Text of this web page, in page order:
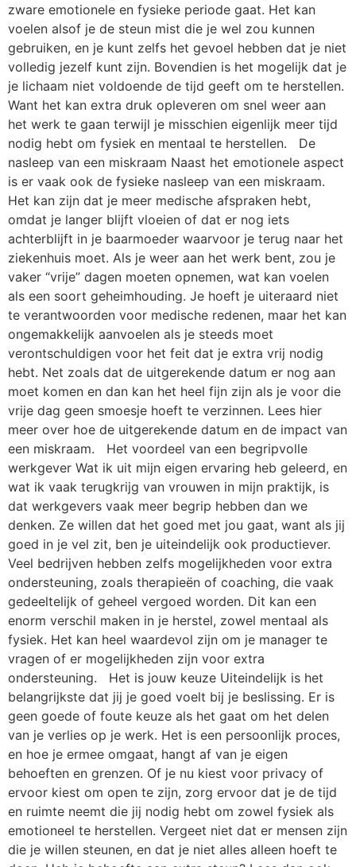
zware emotionele en fysieke periode gaat. Het kan
voelen alsof je de steun mist die je wel zou kunnen
gebruiken, en je kunt zelfs het gevoel hebben dat je niet
volledig jezelf kunt zijn. Bovendien is het mogelijk dat je
je lichaam niet voldoende de tijd geeft om te herstellen.
Want het kan extra druk opleveren om snel weer aan
het werk te gaan terwijl je misschien eigenlijk meer tijd
nodig hebt om fysiek en mentaal te herstellen. De
nasleep van een miskraam Naast het emotionele aspect
is er vaak ook de fysieke nasleep van een miskraam.
Het kan zijn dat je meer medische afspraken hebt,
omdat je langer blijft vloeien of dat er nog iets
achterblijft in je baarmoeder waarvoor je terug naar het
ziekenhuis moet. Als je weer aan het werk bent, zou je
vaker “vrije” dagen moeten opnemen, wat kan voelen
als een soort geheimhouding. Je hoeft je uiteraard niet
te verantwoorden voor medische redenen, maar het kan
ongemakkelijk aanvoelen als je steeds moet
verontschuldigen voor het feit dat je extra vrij nodig
hebt. Net zoals dat de uitgerekende datum er nog aan
moet komen en dan kan het heel fijn zijn als je voor die
vrije dag geen smoesje hoeft te verzinnen. Lees hier
meer over hoe de uitgerekende datum en de impact van
een miskraam. Het voordeel van een begripvolle
werkgever Wat ik uit mijn eigen ervaring heb geleerd, en
wat ik vaak terugkrijg van vrouwen in mijn praktijk, is
dat werkgevers vaak meer begrip hebben dan we
denken. Ze willen dat het goed met jou gaat, want als jij
goed in je vel zit, ben je uiteindelijk ook productiever.
Veel bedrijven hebben zelfs mogelijkheden voor extra
ondersteuning, zoals therapieën of coaching, die vaak
gedeeltelijk of geheel vergoed worden. Dit kan een
enorm verschil maken in je herstel, zowel mentaal als
fysiek. Het kan heel waardevol zijn om je manager te
vragen of er mogelijkheden zijn voor extra
ondersteuning. Het is jouw keuze Uiteindelijk is het
belangrijkste dat jij je goed voelt bij je beslissing. Er is
geen goede of foute keuze als het gaat om het delen
van je verlies op je werk. Het is een persoonlijk proces,
en hoe je ermee omgaat, hangt af van je eigen
behoeften en grenzen. Of je nu kiest voor privacy of
ervoor kiest om open te zijn, zorg ervoor dat je de tijd
en ruimte neemt die jij nodig hebt om zowel fysiek als
emotioneel te herstellen. Vergeet niet dat er mensen zijn
die je willen steunen, en dat je niet alles alleen hoeft te